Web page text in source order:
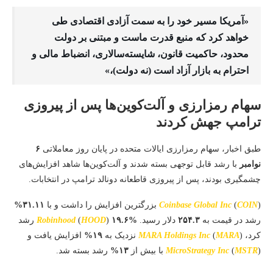
«آمریکا مسیر خود را به سمت آزادی اقتصادی طی
خواهد کرد که منبع قدرت ماست و مبتنی بر دولت
محدود، حاکمیت قانون، شایسته‌سالاری، انضباط مالی و
احترام به بازار آزاد است (نه دولت)،»
سهام رمزارزی و آلت‌کوین‌ها پس از پیروزی
ترامپ جهش کردند
طبق اخبار، سهام رمزارزی ایالات متحده در پایان روز معاملاتی ۶
نوامبر با رشد قابل توجهی بسته شدند و آلت‌کوین‌ها شاهد افزایش‌های
چشمگیری بودند، پس از پیروزی قاطعانه دونالد ترامپ در انتخابات.
Coinbase Global Inc (COIN) بزرگترین افزایش را داشت و با
رشد در قیمت به ۲۵۴.۳ دلار رسید. Robinhood (HOOD) ۱۹.۶%
رشد
کرد،
MARA Holdings Inc (MARA) نزدیک به
افزایش یافت و
MicroStrategy Inc (MSTR) با بیش از ۱۳% رشد بسته شد.